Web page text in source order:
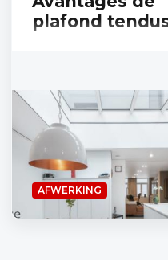
plafond
AFWERKING